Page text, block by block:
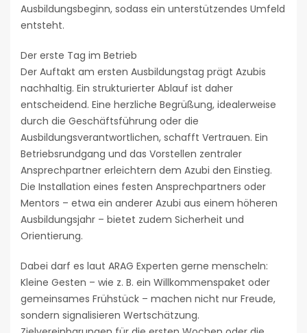
Ausbildungsbeginn, sodass ein unterstützendes Umfeld
entsteht.
Der erste Tag im Betrieb
Der Auftakt am ersten Ausbildungstag prägt Azubis
nachhaltig. Ein strukturierter Ablauf ist daher
entscheidend. Eine herzliche Begrüßung, idealerweise
durch die Geschäftsführung oder die
Ausbildungsverantwortlichen, schafft Vertrauen. Ein
Betriebsrundgang und das Vorstellen zentraler
Ansprechpartner erleichtern dem Azubi den Einstieg.
Die Installation eines festen Ansprechpartners oder
Mentors – etwa ein anderer Azubi aus einem höheren
Ausbildungsjahr – bietet zudem Sicherheit und
Orientierung.
Dabei darf es laut ARAG Experten gerne menscheln:
Kleine Gesten – wie z. B. ein Willkommenspaket oder
gemeinsames Frühstück – machen nicht nur Freude,
sondern signalisieren Wertschätzung.